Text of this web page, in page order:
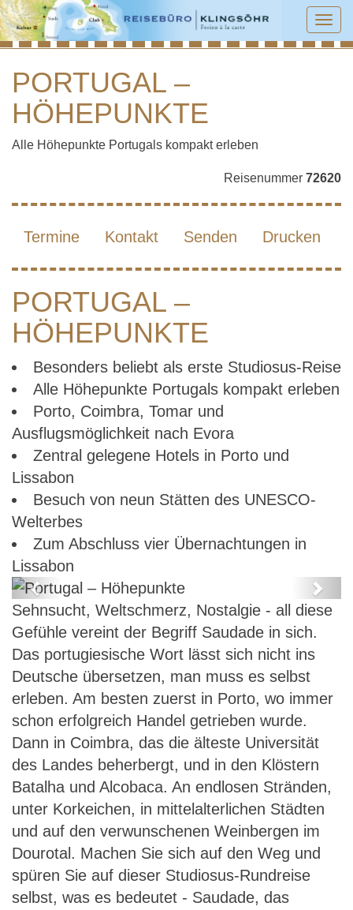
PORTUGAL – HÖHEPUNKTE
PORTUGAL –
HÖHEPUNKTE
Alle Höhepunkte Portugals kompakt erleben
Reisenummer 72620
Termine Kontakt Senden Drucken
PORTUGAL –
HÖHEPUNKTE
Besonders beliebt als erste Studiosus-Reise
Alle Höhepunkte Portugals kompakt erleben
Porto, Coimbra, Tomar und
Ausflugsmöglichkeit nach Evora
Zentral gelegene Hotels in Porto und
Lissabon
Besuch von neun Stätten des UNESCO-
Welterbes
Zum Abschluss vier Übernachtungen in
Lissabon
Portugal – Höhepunkte
Previous
Next
Sehnsucht, Weltschmerz, Nostalgie - all diese
Gefühle vereint der Begriff Saudade in sich.
Das portugiesische Wort lässt sich nicht ins
Deutsche übersetzen, man muss es selbst
erleben. Am besten zuerst in Porto, wo immer
schon erfolgreich Handel getrieben wurde.
Dann in Coimbra, das die älteste Universität
des Landes beherbergt, und in den Klöstern
Batalha und Alcobaca. An endlosen Stränden,
unter Korkeichen, in mittelalterlichen Städten
und auf den verwunschenen Weinbergen im
Dourotal. Machen Sie sich auf den Weg und
spüren Sie auf dieser Studiosus-Rundreise
selbst, was es bedeutet - Saudade, das